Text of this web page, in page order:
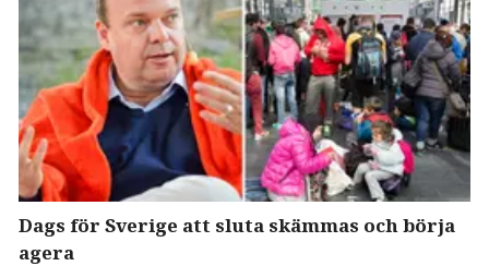
Dags för Sverige att sluta skämmas och börja
agera